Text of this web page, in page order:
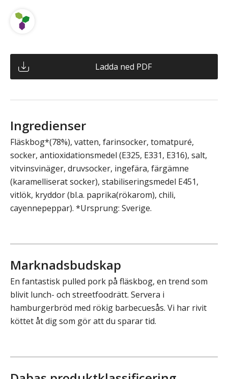
Ladda ned PDF
Ingredienser
Fläskbog*(78%), vatten, farinsocker, tomatpuré,
socker, antioxidationsmedel (E325, E331, E316), salt,
vitvinsvinäger, druvsocker, ingefära, färgämne
(karamelliserat socker), stabiliseringsmedel E451,
vitlök, kryddor (bl.a. paprika(rökarom), chili,
cayennepeppar). *Ursprung: Sverige.
Marknadsbudskap
En fantastisk pulled pork på fläskbog, en trend som
blivit lunch- och streetfoodrätt. Servera i
hamburgerbröd med rökig barbecuesås. Vi har rivit
köttet åt dig som gör att du sparar tid.